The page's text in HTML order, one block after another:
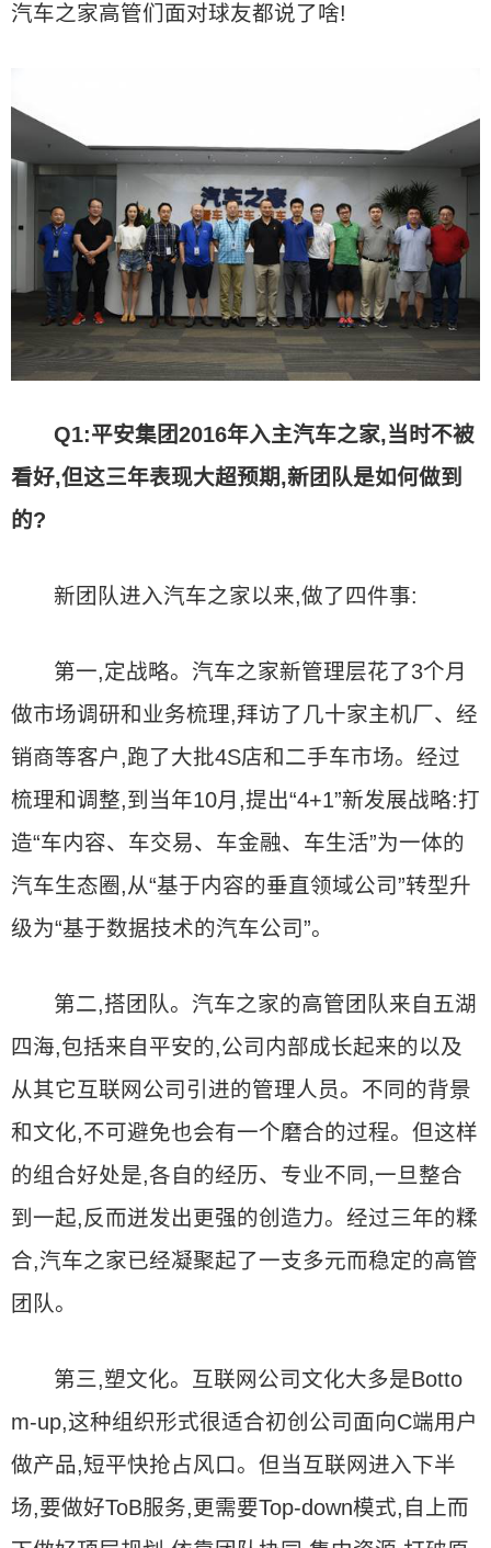
汽车之家高管们面对球友都说了啥!
Q1:平安集团2016年入主汽车之家,当时不被
看好,但这三年表现大超预期,新团队是如何做到
的?
新团队进入汽车之家以来,做了四件事:
第一,定战略。汽车之家新管理层花了3个月
做市场调研和业务梳理,拜访了几十家主机厂、经
销商等客户,跑了大批4S店和二手车市场。经过
梳理和调整,到当年10月,提出“4+1”新发展战略:打
造“车内容、车交易、车金融、车生活”为一体的
汽车生态圈,从“基于内容的垂直领域公司”转型升
级为“基于数据技术的汽车公司”。
第二,搭团队。汽车之家的高管团队来自五湖
四海,包括来自平安的,公司内部成长起来的以及
从其它互联网公司引进的管理人员。不同的背景
和文化,不可避免也会有一个磨合的过程。但这样
的组合好处是,各自的经历、专业不同,一旦整合
到一起,反而迸发出更强的创造力。经过三年的糅
合,汽车之家已经凝聚起了一支多元而稳定的高管
团队。
第三,塑文化。互联网公司文化大多是Botto
m-up,这种组织形式很适合初创公司面向C端用户
做产品,短平快抢占风口。但当互联网进入下半
场,要做好ToB服务,更需要Top-down模式,自上而